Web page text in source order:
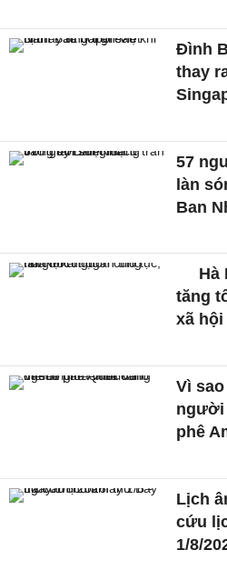
Đình
thay
57
làn
Ban
Hà
tăng
xã hội
Vì
người
phê
Lịch
cứu
1/8/